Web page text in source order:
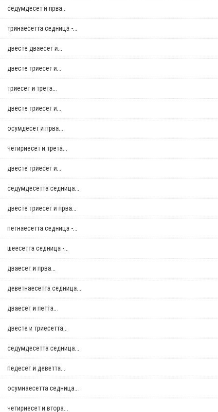
седумдесет и прва...
тринаесетта седница -...
двестe дваесет и...
двестe триесет и...
триесет и трета...
двестe триесет и...
осумдесет и прва...
четириесет и трета...
двестe триесет и...
седумдесетта седница...
двестe триесет и прва...
петнаесетта седница -...
шеесетта седница -...
дваесет и прва...
деветнаесетта седница...
дваесет и петта...
двестe и триесетта...
седумдесетта седница...
педесет и деветта...
осумнaесетта седница...
четириесет и втора...